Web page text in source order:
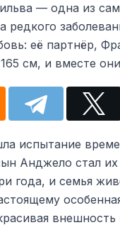
— одна из
редкого
её партнёр,
см, и вместе
испытание
Анджело стал
года, и семья
внешность